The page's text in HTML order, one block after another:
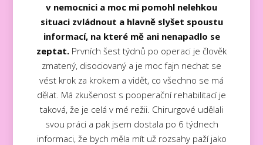
v nemocnici a moc mi pomohl nelehkou
situaci zvládnout a hlavně slyšet spoustu
informací, na které mě ani nenapadlo se
zeptat. Prvních šest týdnů po operaci je člověk
zmatený, disociovaný a je moc fajn nechat se
vést krok za krokem a vidět, co všechno se má
dělat. Má zkušenost s pooperační rehabilitací je
taková, že je celá v mé režii. Chirurgové udělali
svou práci a pak jsem dostala po 6 týdnech
informaci, že bych měla mít už rozsahy paží jako